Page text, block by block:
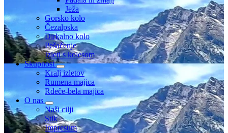
Ježa
Gorsko kolo
Čezalpska
Dirkalno kolo
Pešačenje
Izleti s kolesom
Skupnost
Kralj izletov
Rumena majica
Rdeče-bela majica
O nas
Naši cilji
Stik
Impresum